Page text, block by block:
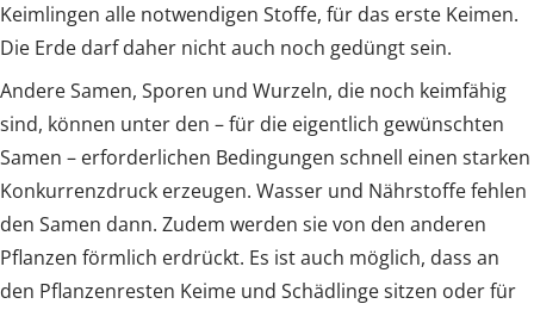
Keimlingen alle notwendigen Stoffe, für das erste Keimen.
Die Erde darf daher nicht auch noch gedüngt sein.
Andere Samen, Sporen und Wurzeln, die noch keimfähig
sind, können unter den – für die eigentlich gewünschten
Samen – erforderlichen Bedingungen schnell einen starken
Konkurrenzdruck erzeugen. Wasser und Nährstoffe fehlen
den Samen dann. Zudem werden sie von den anderen
Pflanzen förmlich erdrückt. Es ist auch möglich, dass an
den Pflanzenresten Keime und Schädlinge sitzen oder für